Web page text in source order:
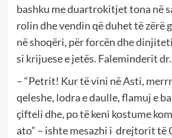
bashku me duartrokitjet tona në
rolin dhe vendin që duhet të zërë
në shoqëri, për forcën dhe
si krijuese e jetës. Faleminderit
– “Petrit! Kur të vini në Asti,
qeleshe, lodra e daulle, flamuj e
çifteli dhe, po të keni kostume
ato” – ishte mesazhi i drejtorit të